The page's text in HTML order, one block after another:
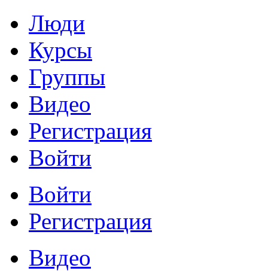
Люди
Курсы
Группы
Видео
Регистрация
Войти
Войти
Регистрация
Видео